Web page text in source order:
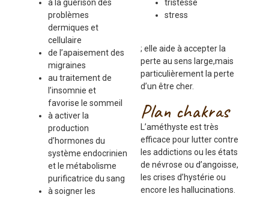
à la guérison des
problèmes
dermiques et
cellulaire
de l’apaisement des
migraines
au traitement de
l’insomnie et
favorise le sommeil
à activer la
production
d’hormones du
système endocrinien
et le métabolisme
purificatrice du sang
à soigner les
tristesse
stress
; elle aide à accepter la
perte au sens large,mais
particulièrement la perte
d’un être cher.
Plan chakras
L’améthyste est très
efficace pour lutter contre
les addictions ou les états
de névrose ou d’angoisse,
les crises d’hystérie ou
encore les hallucinations.